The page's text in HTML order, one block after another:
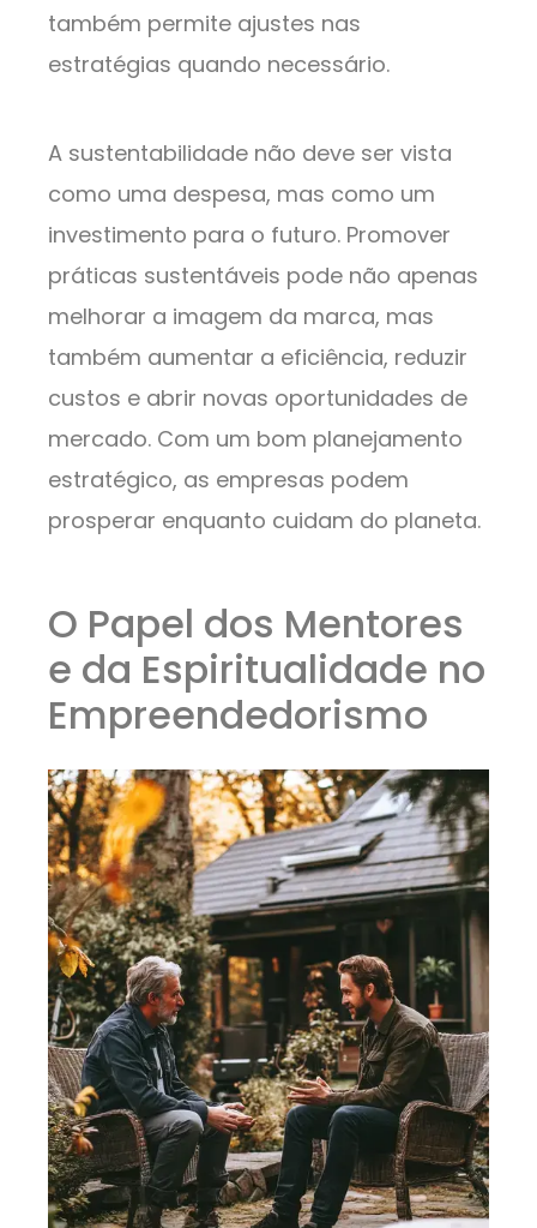
também permite ajustes nas
estratégias quando necessário.
A sustentabilidade não deve ser vista
como uma despesa, mas como um
investimento para o futuro. Promover
práticas sustentáveis pode não apenas
melhorar a imagem da marca, mas
também aumentar a eficiência, reduzir
custos e abrir novas oportunidades de
mercado. Com um bom planejamento
estratégico, as empresas podem
prosperar enquanto cuidam do planeta.
O Papel dos Mentores
e da Espiritualidade no
Empreendedorismo